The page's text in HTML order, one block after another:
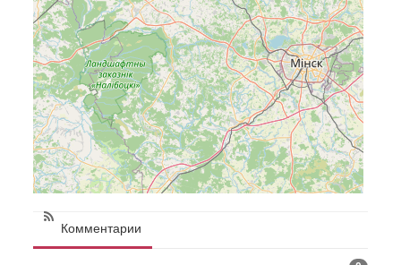
Комментарии